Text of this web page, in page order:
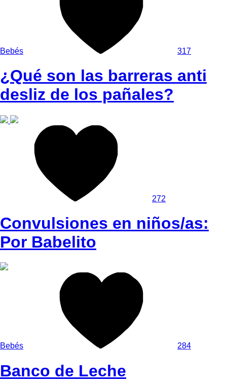
Bebés 317
¿Qué son las barreras anti
desliz de los pañales?
272
Convulsiones en niños/as:
Por Babelito
Bebés 284
Banco de Leche